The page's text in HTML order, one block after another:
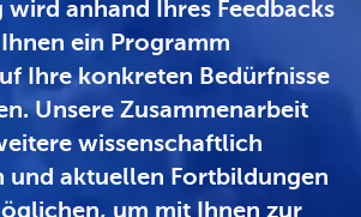
wird anhand Ihres Feedbacks
ein Programm
Ihre konkreten Bedürfnisse
Unsere Zusammenarbeit
wissenschaftlich
und aktuellen Fortbildungen